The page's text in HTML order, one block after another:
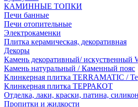
КАМИННЫЕ ТОПКИ
Печи банные
Печи отопительные
Электрокаменки
Плитка керамическая, декоративная
Декоры
Камень декоративный/ искуственный
Камень натуральный / Каменный пояс
Клинкерная плитка TERRAMATIC /
Клинкерная плитка ТЕРРАКОТ
Отделка, лаки, краски, патина, силикон
Пропитки и жидкости